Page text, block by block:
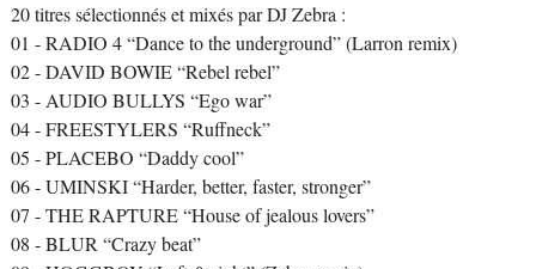
20 titres sélectionnés et mixés par DJ Zebra :
01 - RADIO 4 “Dance to the underground” (Larron remix)
02 - DAVID BOWIE “Rebel rebel”
03 - AUDIO BULLYS “Ego war”
04 - FREESTYLERS “Ruffneck”
05 - PLACEBO “Daddy cool”
06 - UMINSKI “Harder, better, faster, stronger”
07 - THE RAPTURE “House of jealous lovers”
08 - BLUR “Crazy beat”